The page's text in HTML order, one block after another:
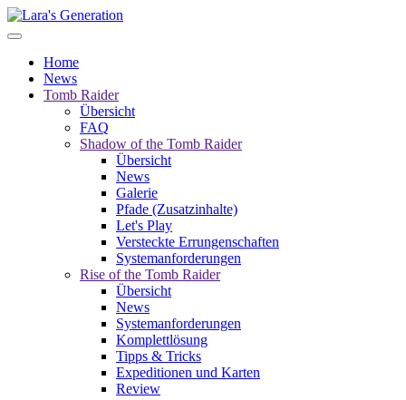
Home
News
Tomb Raider
Übersicht
FAQ
Shadow of the Tomb Raider
Übersicht
News
Galerie
Pfade (Zusatzinhalte)
Let's Play
Versteckte Errungenschaften
Systemanforderungen
Rise of the Tomb Raider
Übersicht
News
Systemanforderungen
Komplettlösung
Tipps & Tricks
Expeditionen und Karten
Review